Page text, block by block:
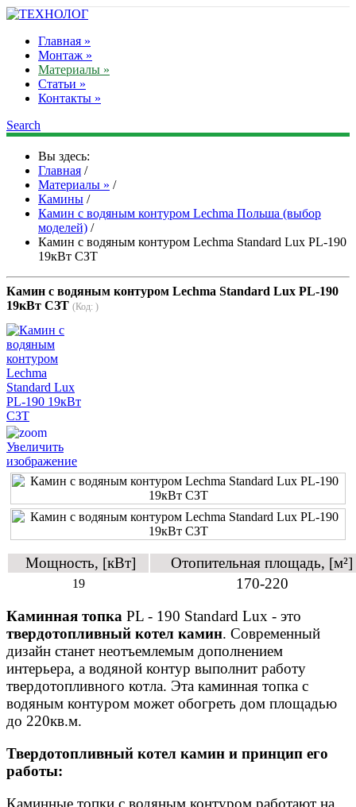
Главная »
Монтаж »
Материалы »
Статьи »
Контакты »
Search
Вы здесь:
Главная /
Материалы » /
Камины /
Камин с водяным контуром Lechma Польша (выбор
моделей) /
Камин с водяным контуром Lechma Standard Lux PL-190
19кВт СЗТ
Камин с водяным контуром Lechma Standard Lux PL-190
19кВт СЗТ (Код: )
Увеличить
изображение
Мощность, [кВт] Отопительная площадь, [м²]
19
170-220
Каминная топка PL - 190 Standard Lux - это
твердотопливный котел камин. Современный
дизайн станет неотъемлемым дополнением
интерьера, а водяной контур выполнит работу
твердотопливного котла. Эта каминная топка с
водяным контуром может обогреть дом площадью
до 220кв.м.
Твердотопливный котел камин и принцип его
работы:
Каминные топки с водяным контуром работают на